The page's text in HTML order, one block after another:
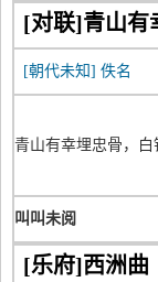
[对联]青山有
[朝代未知] 佚名
青山有幸埋忠骨，白
叫叫未阅
[乐府]西洲曲